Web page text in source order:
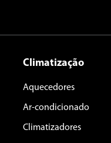
Climatização
Aquecedores
Ar-condicionado
Climatizadores